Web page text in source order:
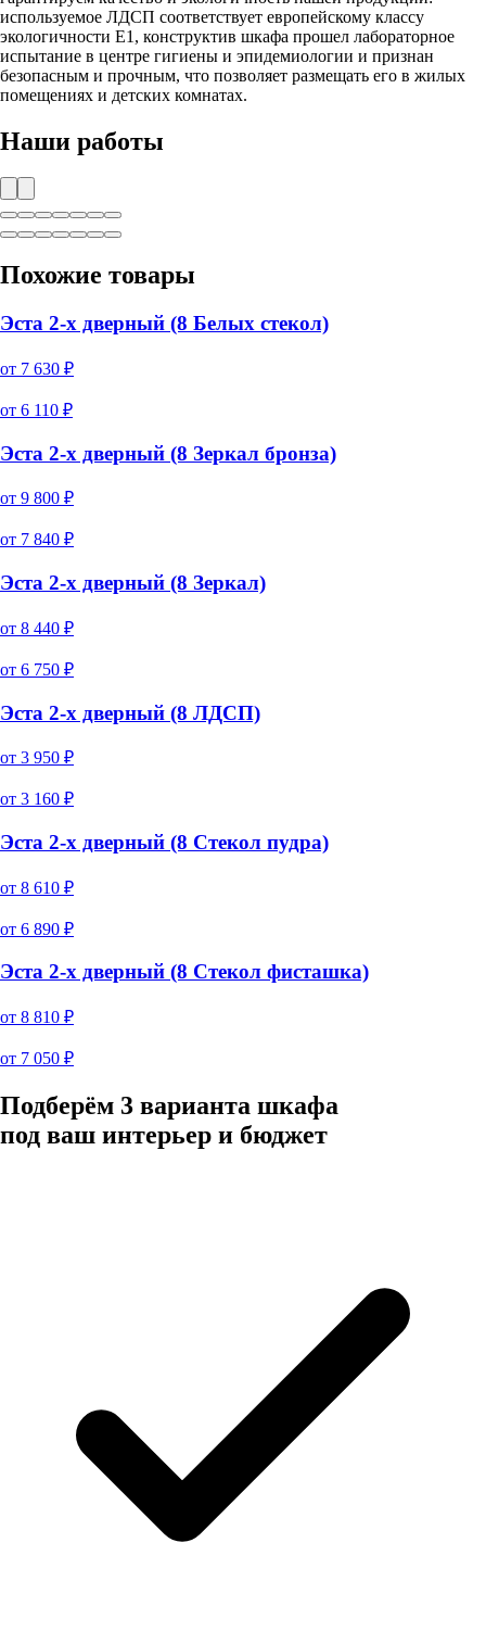
используемое ЛДСП соответствует европейскому классу
экологичности Е1, конструктив шкафа прошел лабораторное
испытание в центре гигиены и эпидемиологии и признан
безопасным и прочным, что позволяет размещать его в жилых
помещениях и детских комнатах.
Наши работы
Похожие товары
Эста 2-х дверный (8 Белых стекол)
от 7 630 ₽
от 6 110 ₽
Эста 2-х дверный (8 Зеркал бронза)
от 9 800 ₽
от 7 840 ₽
Эста 2-х дверный (8 Зеркал)
от 8 440 ₽
от 6 750 ₽
Эста 2-х дверный (8 ЛДСП)
от 3 950 ₽
от 3 160 ₽
Эста 2-х дверный (8 Стекол пудра)
от 8 610 ₽
от 6 890 ₽
Эста 2-х дверный (8 Стекол фисташка)
от 8 810 ₽
от 7 050 ₽
Подберём 3 варианта шкафа
под ваш интерьер и бюджет